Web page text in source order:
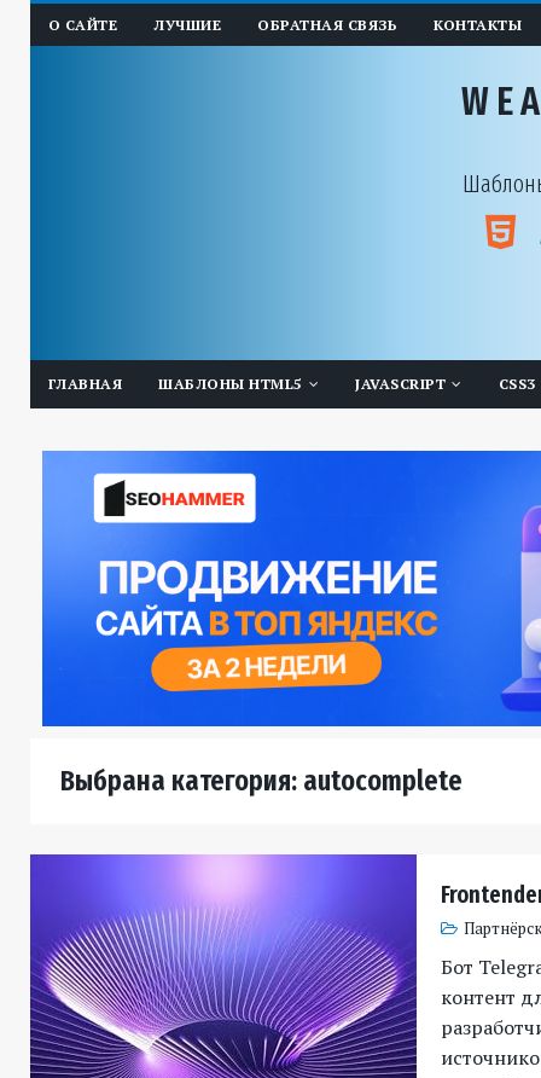
О САЙТЕ ЛУЧШИЕ ОБРАТНАЯ СВЯЗЬ КОНТАКТЫ
ГЛАВНАЯ ШАБЛОНЫ HTML5 JAVASCRIPT CSS3
Выбрана категория: autocomplete
Бот
контент